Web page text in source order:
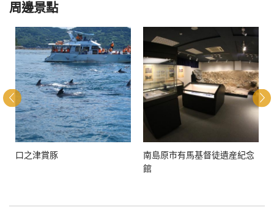
周邊景點
口之津賞豚
南島原市有馬基督徒遺産紀念
館